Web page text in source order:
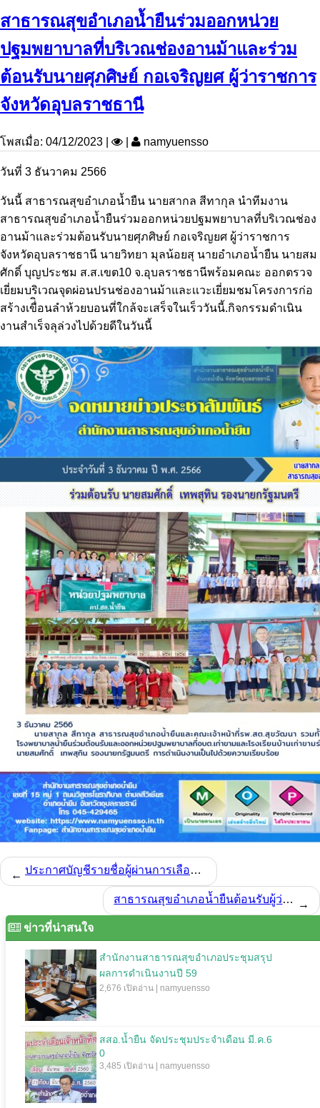
สาธารณสุขอำเภอน้ำยืนร่วมออกหน่วย
ปฐมพยาบาลที่บริเวณช่องอานม้าและร่วม
ต้อนรับนายศุภศิษย์ กอเจริญยศ ผู้ว่าราชการ
จังหวัดอุบลราชธานี
โพสเมื่อ: 04/12/2023 | namyuensso
วันที่ 3 ธันวาคม 2566
วันนี้ สาธารณสุขอำเภอน้ำยืน นายสากล สีทากุล นำทีมงาน
สาธารณสุขอำเภอน้ำยืนร่วมออกหน่วยปฐมพยาบาลที่บริเวณช่อง
อานม้าและร่วมต้อนรับนายศุภศิษย์ กอเจริญยศ ผู้ว่าราชการ
จังหวัดอุบลราชธานี นายวิทยา มุลน้อยสุ นายอำเภอน้ำยืน นายสม
ศักดิ์ บุญประชม ส.ส.เขต10 จ.อุบลราชธานีพร้อมคณะ ออกตรวจ
เยี่ยมบริเวณจุดผ่อนปรนช่องอานม้าและเเวะเยี่ยมชมโครงการก่อ
สร้างเขื่ิอนลำห้วยบอนที่ใกล้จะเสร็จในเร็ววันนี้.กิจกรรมดำเนิน
งานสำเร็จลุล่วงไปด้วยดีในวันนี้
← ประกาศบัญชีรายชื่อผู้ผ่านการเลือกสรรเพื่อจัดจ้างเป็นพนักงานกระทรวงสาธารณสุขทั่วไป
สาธารณสุขอำเภอน้ำยืนต้อนรับผู้ว่าราชการจังหวัดอุบลราชธานี ในโอกาสลงพื้นที่ตรวจเยี่ยมช่องอานม้า และอ่างเก็บน้ำห้วยบอน
→
ข่าวที่น่าสนใจ
สำนักงานสาธารณสุขอำเภอประชุมสรุป
ผลการดำเนินงานปี 59
2,676 เปิดอ่าน | namyuensso
สสอ.น้ำยืน จัดประชุมประจำเดือน มี.ค.6
0
3,485 เปิดอ่าน | namyuensso